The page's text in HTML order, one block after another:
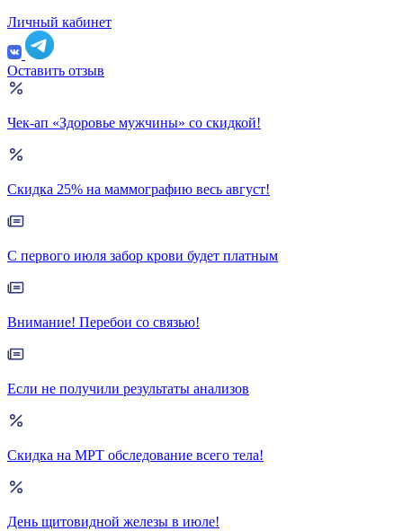
Личный кабинет
Оставить отзыв
Чек-ап «Здоровье мужчины» со скидкой!
Скидка 25% на маммографию весь август!
С первого июля забор крови будет платным
Внимание! Перебои со связью!
Если не получили результаты анализов
Скидка на МРТ обследование всего тела!
День щитовидной железы в июле!